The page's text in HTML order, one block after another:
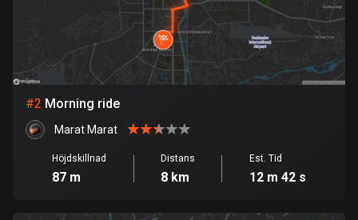
Bangladesh
409 rutter
15 rutter
Belarus
#2 Morning ride
Marat Marat
Höjdskillnad
87 m
Distans
8 km
Est. Tid
12 m 42 s